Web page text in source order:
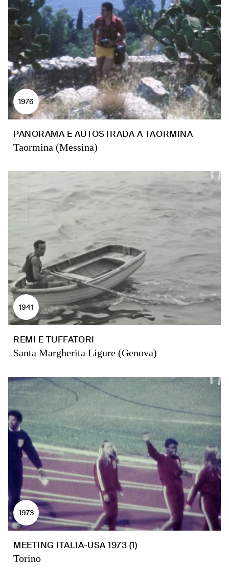
1976
PANORAMA E AUTOSTRADA A TAORMINA
Taormina (Messina)
1941
REMI E TUFFATORI
Santa Margherita Ligure (Genova)
1973
MEETING ITALIA-USA 1973 (1)
Torino